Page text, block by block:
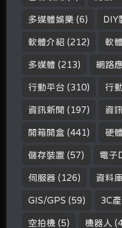
多媒體娛樂 (6) DIY
軟體介紹 (212) 軟
多媒體 (213) 網路
行動平台 (310) 行
資訊新聞 (197) 資
開箱開盒 (441) 硬
儲存裝置 (57) 電子
伺服器 (126) 資料庫
GIS/GPS (59) 3C
空拍機 (5) 機器人